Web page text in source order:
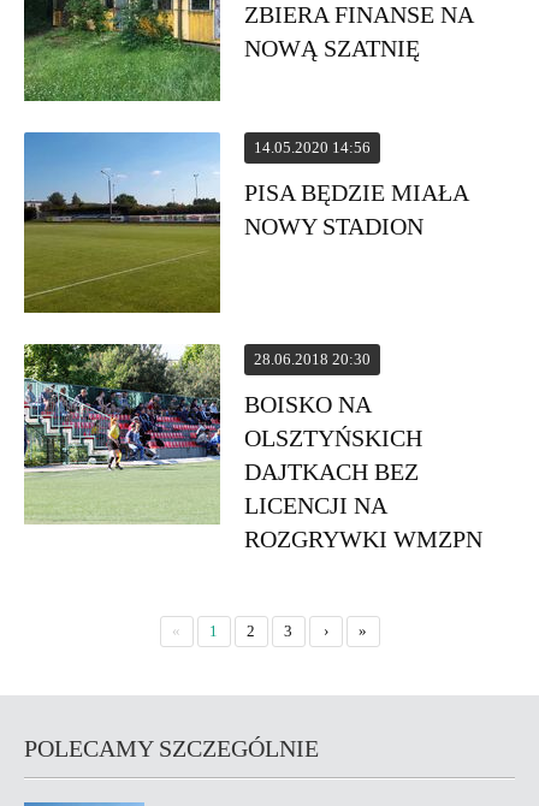
ZBIERA FINANSE NA
NOWĄ SZATNIĘ
14.05.2020 14:56
PISA BĘDZIE MIAŁA
NOWY STADION
28.06.2018 20:30
BOISKO NA
OLSZTYŃSKICH
DAJTKACH BEZ
LICENCJI NA
ROZGRYWKI WMZPN
« 1 2 3 › »
POLECAMY SZCZEGÓLNIE